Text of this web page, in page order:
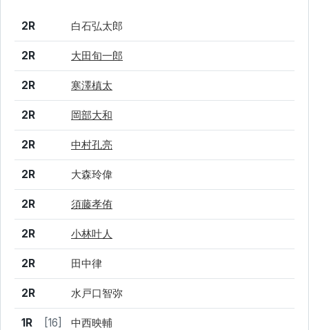
結果 シード 選手名
2R 白石弘太郎
2R 大田旬一郎
2R 寒澤槙太
2R 岡部大和
2R 中村孔亮
2R 大森玲偉
2R 須藤孝侑
2R 小林叶人
2R 田中律
2R 水戸口智弥
1R [16] 中西映輔